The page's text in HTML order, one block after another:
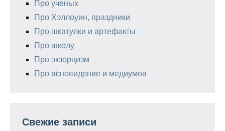
Про ученых
Про Хэллоуин, праздники
Про шкатулки и артефакты
Про школу
Про экзорцизм
Про ясновидение и медиумов
Свежие записи